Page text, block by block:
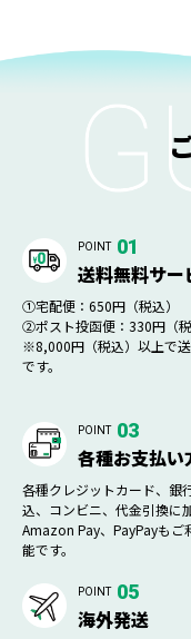
POINT 01
送料無料サー
①宅配便：650円（税込）
②ポスト投函便：330円（税
※8,000円（税込）以上で
です。
POINT 03
各種お支払い
各種クレジットカード、銀
込、コンビニ、代金引換に加
Amazon Pay、PayPayもご
能です。
POINT 05
海外発送